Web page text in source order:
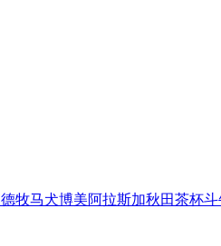
德牧马犬博美阿拉斯加秋田茶杯斗